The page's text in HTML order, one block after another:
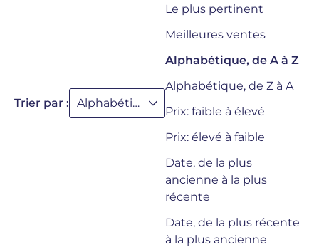
Trier par : Alphabétique, de A à Z
Le plus pertinent
Meilleures ventes
Alphabétique, de A à Z
Alphabétique, de Z à A
Prix: faible à élevé
Prix: élevé à faible
Date, de la plus
ancienne à la plus
récente
Date, de la plus récente
à la plus ancienne